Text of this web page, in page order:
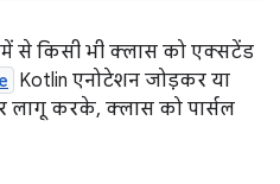
से किसी भी क्लास को एक्सटेंड
Kotlin एनोटेशन जोड़कर या
लागू करके, क्लास को पार्सल